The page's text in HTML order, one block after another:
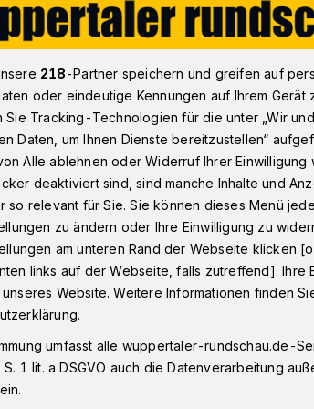
seine Heimat
in seine
geht es für einen Roten Vari aus
weite Reise. Das letztendliche Ziel
Heimat dieser
218-Partner speichern und greifen auf
oder eindeutige Kennungen auf Ihrem Gerät
Sie Tracking-Technologien für die unter „Wir
Daten, um Ihnen Dienste bereitzustellen“
Alle ablehnen oder Widerruf Ihrer
deaktiviert sind, sind manche Inhalte und
so relevant für Sie. Sie können dieses Menü
zu ändern oder Ihre Einwilligung zu
am unteren Rand der Webseite klicken
links auf der Webseite, falls zutreffend]. Ihre
Website. Weitere Informationen finden
umfasst alle wuppertaler-rundschau.de-
1 lit. a DSGVO auch die Datenverarbeitung